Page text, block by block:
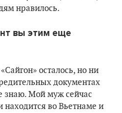
нравилось.
вы этим еще
осталось, но ни
документах
знаю. Мой муж сейчас
во Вьетнаме и